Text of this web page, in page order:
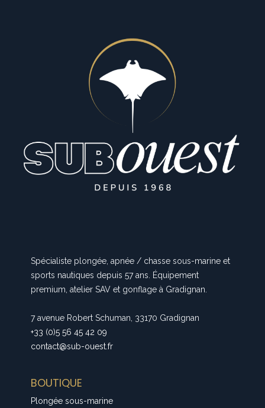
Spécialiste plongée, apnée / chasse sous-marine et
sports nautiques depuis 57 ans. Équipement
premium, atelier SAV et gonflage à Gradignan.
7 avenue Robert Schuman, 33170 Gradignan
+33 (0)5 56 45 42 09
contact@sub-ouest.fr
BOUTIQUE
Plongée sous-marine